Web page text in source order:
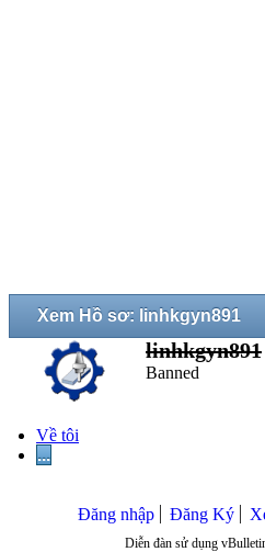
Xem Hồ sơ: linhkgyn891
linhkgyn891
Banned
Về tôi
...
Đăng nhập Đăng Ký
Diễn đàn sử dụng